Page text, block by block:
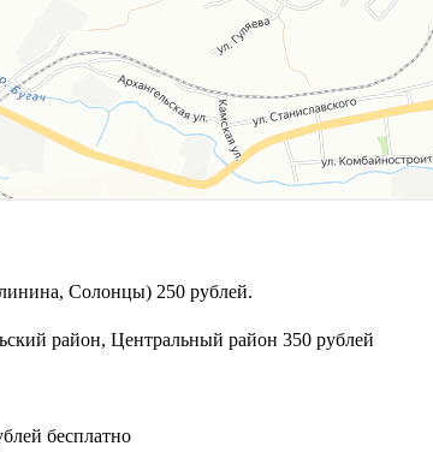
Солонцы) 250 рублей.
район, Центральный район 350 рублей
бесплатно